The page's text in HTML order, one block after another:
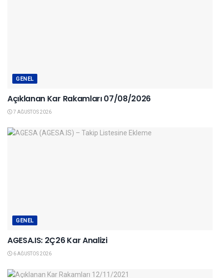
GENEL
Açıklanan Kar Rakamları 07/08/2026
7 AĞUSTOS 2026
GENEL
AGESA.IS: 2Ç26 Kar Analizi
6 AĞUSTOS 2026